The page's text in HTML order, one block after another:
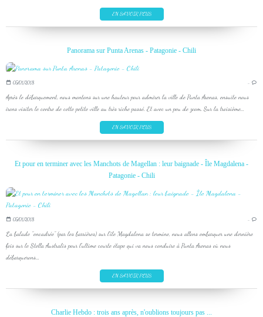
EN SAVOIR PLUS
Panorama sur Punta Arenas - Patagonie - Chili
05/01/2018 …
Après le débarquement, nous montons sur une hauteur pour admirer la ville de Punta Arenas, ensuite nous
irons visiter le centre de cette petite ville au très riche passé. Et avec un peu de zoom. Sur la troisième...
EN SAVOIR PLUS
Et pour en terminer avec les Manchots de Magellan : leur baignade - Île Magdalena -
Patagonie - Chili
05/01/2018 …
La balade "encadrée" (par les barrières) sur l'île Magdalena se termine, nous allons embarquer une dernière
fois sur le Stella Australis pour l'ultime courte étape qui va nous conduire à Punta Arenas où nous
débarquerons...
EN SAVOIR PLUS
Charlie Hebdo : trois ans après, n'oublions toujours pas ...